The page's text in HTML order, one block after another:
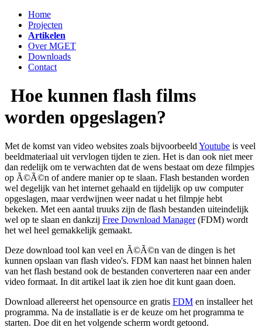
Home
Projecten
Artikelen
Over MGET
Downloads
Contact
Hoe kunnen flash films
worden opgeslagen?
Met de komst van video websites zoals bijvoorbeeld Youtube is veel
beeldmateriaal uit vervlogen tijden te zien. Het is dan ook niet meer
dan redelijk om te verwachten dat de wens bestaat om deze filmpjes
op Ã©Ã©n of andere manier op te slaan. Flash bestanden worden
wel degelijk van het internet gehaald en tijdelijk op uw computer
opgeslagen, maar verdwijnen weer nadat u het filmpje hebt
bekeken. Met een aantal truuks zijn de flash bestanden uiteindelijk
wel op te slaan en dankzij Free Download Manager(FDM) wordt
het wel heel gemakkelijk gemaakt.
Deze download tool kan veel en Ã©Ã©n van de dingen is het
kunnen opslaan van flash video's. FDM kan naast het binnen halen
van het flash bestand ook de bestanden converteren naar een ander
video formaat. In dit artikel laat ik zien hoe dit kunt gaan doen.
Download allereerst het opensource en gratis FDM en installeer het
programma. Na de installatie is er de keuze om het programma te
starten. Doe dit en het volgende scherm wordt getoond.